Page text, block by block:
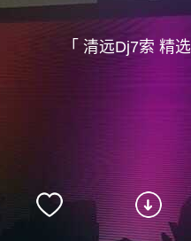
「 清远Dj7索 精